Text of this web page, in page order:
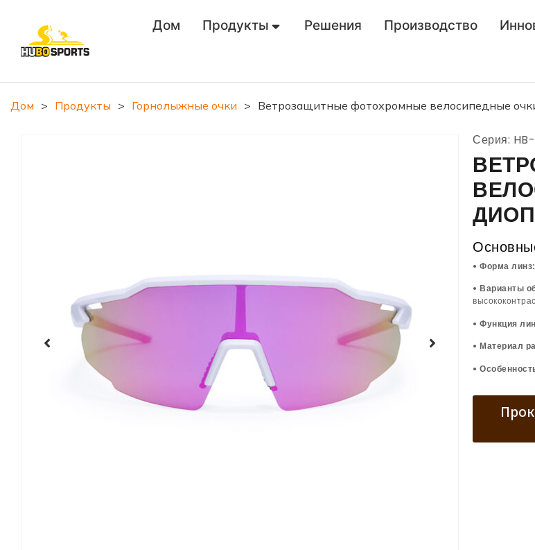
Дом Продукты Решения Производство
Дом > Продукты > Горнолыжные очки > Ветрозащитные фотохромные велосипедные
Серия:
• Форма линз:
• Варианты
• Функция
• Материал
•